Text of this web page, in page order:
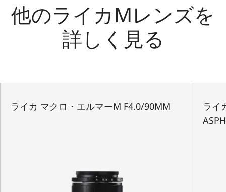
他のライカMレンズを
詳しく見る
ライカ マクロ・エルマーM F4.0/90MM
ライ